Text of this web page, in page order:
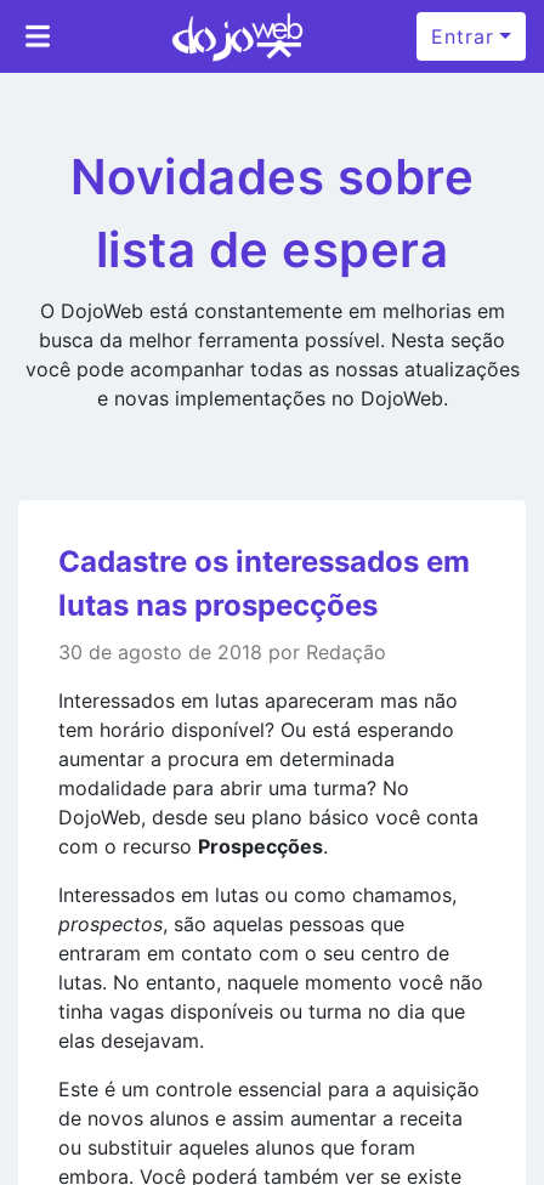
Entrar
Novidades sobre
lista de espera
O DojoWeb está constantemente em melhorias em
busca da melhor ferramenta possível. Nesta seção
você pode acompanhar todas as nossas atualizações
e novas implementações no DojoWeb.
Cadastre os interessados em
lutas nas prospecções
30 de agosto de 2018 por Redação
Interessados em lutas apareceram mas não
tem horário disponível? Ou está esperando
aumentar a procura em determinada
modalidade para abrir uma turma? No
DojoWeb, desde seu plano básico você conta
com o recurso Prospecções.
Interessados em lutas ou como chamamos,
prospectos, são aquelas pessoas que
entraram em contato com o seu centro de
lutas. No entanto, naquele momento você não
tinha vagas disponíveis ou turma no dia que
elas desejavam.
Este é um controle essencial para a aquisição
de novos alunos e assim aumentar a receita
ou substituir aqueles alunos que foram
embora. Você poderá também ver se existe